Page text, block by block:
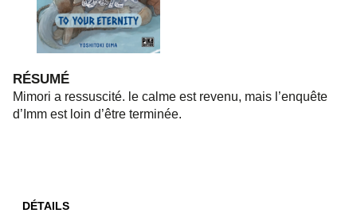
RÉSUMÉ
Mimori a ressuscité. le calme est revenu, mais l’enquête
d’Imm est loin d’être terminée.
DÉTAILS